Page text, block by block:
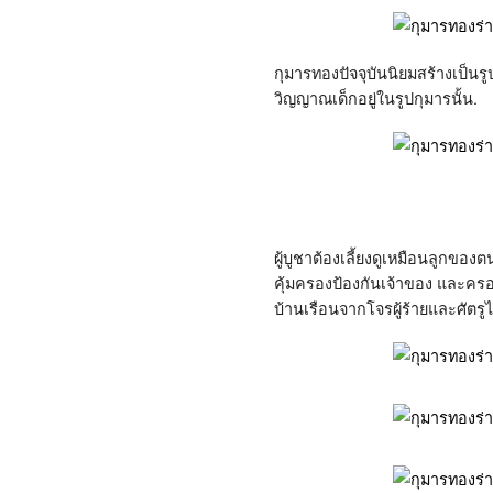
กุมารทองปัจจุบันนิยมสร้างเป็น
วิญญาณเด็กอยู่ในรูปกุมารนั้น.
ผู้บูชาต้องเลี้ยงดูเหมือนลูกของ
คุ้มครองป้องกันเจ้าของ และค
บ้านเรือนจากโจรผู้ร้ายและศัตรู